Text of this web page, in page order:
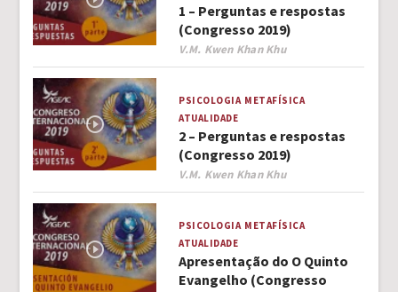
1 – Perguntas e respostas
(Congresso 2019)
Author
V.M. Kwen Khan Khu
PSICOLOGIA METAFÍSICA
ATUALIDADE
2 – Perguntas e respostas
(Congresso 2019)
Author
V.M. Kwen Khan Khu
PSICOLOGIA METAFÍSICA
ATUALIDADE
Apresentação do O Quinto
Evangelho (Congresso